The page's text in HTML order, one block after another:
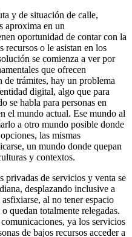
y de situación de calle,
aproxima en un
oportunidad de contar con la
recursos o le asistan en los
se comienza a ver por
que ofrecen
trámites, hay un problema
digital, algo que para
se habla para personas en
el mundo actual. Ese mundo al
a otro mundo posible donde
las mismas
un mundo donde quepan
y contextos.
privadas de servicios y venta se
desplazando inclusive a
al no tener espacio
quedan totalmente relegadas.
ya los servicios
de bajos recursos acceder a